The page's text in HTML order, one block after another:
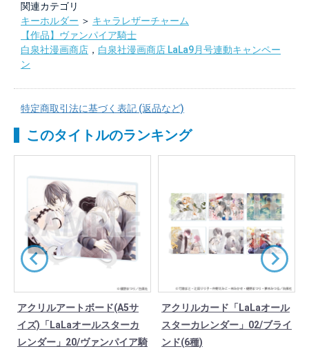
関連カテゴリ
キーホルダー ＞ キャラレザーチャーム
【作品】ヴァンパイア騎士
白泉社漫画商店 ， 白泉社漫画商店 LaLa9月号連動キャンペー
ン
特定商取引法に基づく表記 (返品など)
このタイトルのランキング
アクリルアートボード(A5サ
イズ)「LaLaオールスターカ
レンダー」20/ヴァンパイア騎
アクリルカード「LaLaオール
スターカレンダー」02/ブライ
ンド(6種)